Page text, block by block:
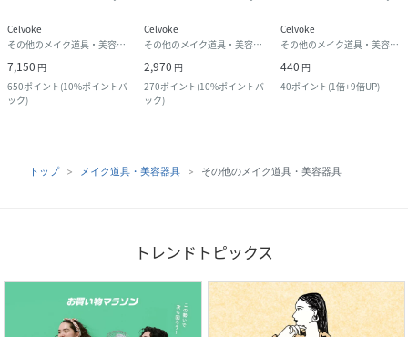
Celvoke
その他のメイク道具・美容器具
7,150 円
650ポイント(10%ポイントバ
ック)
Celvoke
その他のメイク道具・美容器具
2,970 円
270ポイント(10%ポイントバ
ック)
Celvoke
その他のメイク道具・美容器具
440 円
40ポイント(1倍+9倍UP)
トップ メイク道具・美容器具 その他のメイク道具・美容器具
トレンドトピックス